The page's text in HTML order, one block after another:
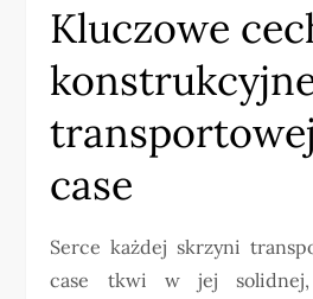
Kluczowe
case
Serce każdej skrzyni
case tkwi w jej solidnej,